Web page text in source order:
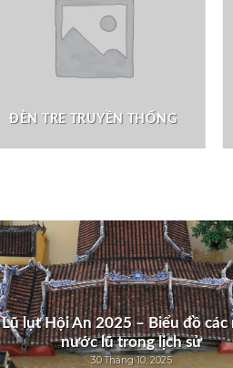
ĐÈN TRE TRUYỀN THỐNG
Lũ lụt Hội An 2025 – Biểu đồ các
nước lũ trong lịch sử
30 Tháng 10, 2025